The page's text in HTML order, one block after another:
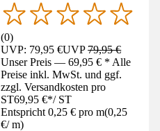
(0)
UVP: 79,95 €UVP79,95 €
Unser Preis — 69,95 € * Alle
Preise inkl. MwSt. und ggf.
zzgl. Versandkosten pro
ST69,95 €*/ ST
Entspricht 0,25 € pro m(0,25
€/ m)